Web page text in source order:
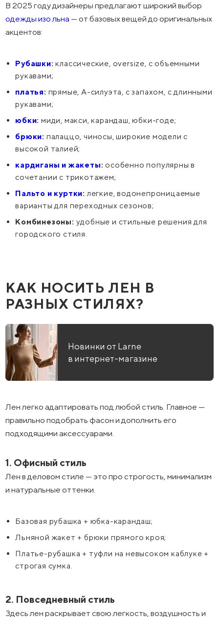
В 2025 году дизайнеры предлагают широкий выбор
одежды изо льна — от базовых вещей до оригинальных
акцентов:
Рубашки: классические, oversize, с объемными
рукавами;
платья: прямые, А-силуэта, с запахом, с длинными
рукавами;
юбки: миди, макси, карандаш, юбки-годе;
брюки: палаццо, чиносы, широкие модели с
высокой талией;
кардиганы и жакеты: особенно популярны в
сочетании с трикотажем;
Пальто и куртки: легкие, водонепроницаемые
варианты для переходных сезонов;
Комбинезоны: удобные и стильные решения для
городского стиля.
КАК НОСИТЬ ЛЕН В
РАЗНЫХ СТИЛЯХ?
Новинки от Larne
в интернет-магазине
Лен легко адаптировать под любой стиль. Главное —
правильно подобрать фасон и дополнить его
подходящими аксессуарами.
1. Офисный стиль
Лен в деловом стиле — это про строгость, минимализм
и натуральные оттенки.
Базовая рубашка + юбка-карандаш;
Льняной жакет + брюки прямого кроя;
Платье-рубашка + туфли на невысоком каблуке +
строгая сумка.
2. Повседневный стиль
Здесь лен раскрывает свою легкость, воздушность и